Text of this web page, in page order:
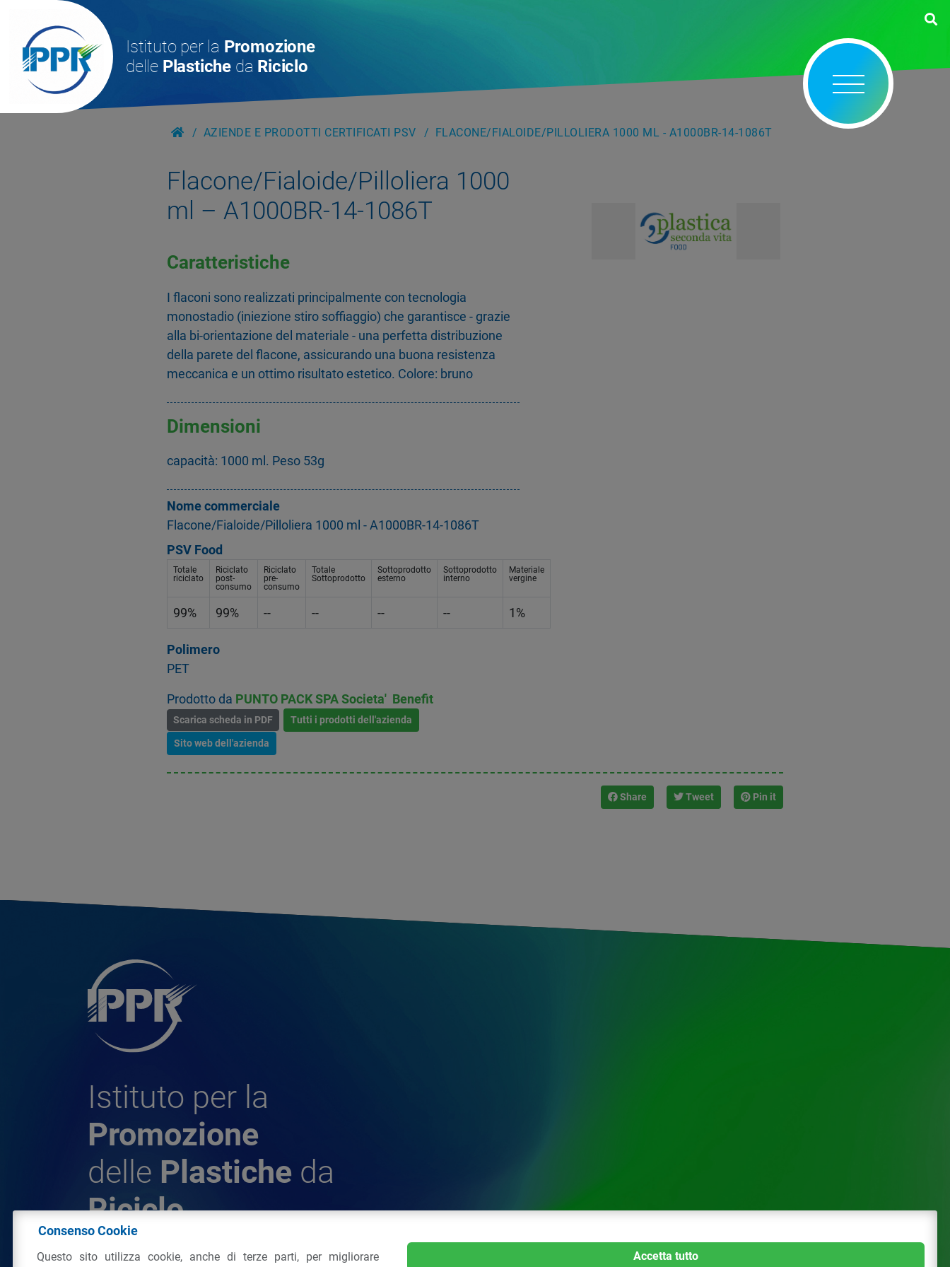
Istituto per la Promozione
delle Plastiche da Riciclo
AZIENDE E PRODOTTI CERTIFICATI PSV FLACONE/FIALOIDE/PILLOLIERA 1000 ML - A1000BR-14-1086T
Flacone/Fialoide/Pilloliera 1000
ml – A1000BR-14-1086T
Caratteristiche
I flaconi sono realizzati principalmente con tecnologia
monostadio (iniezione stiro soffiaggio) che garantisce - grazie
alla bi-orientazione del materiale - una perfetta distribuzione
della parete del flacone, assicurando una buona resistenza
meccanica e un ottimo risultato estetico. Colore: bruno
Dimensioni
capacità: 1000 ml. Peso 53g
Nome commerciale
Flacone/Fialoide/Pilloliera 1000 ml - A1000BR-14-1086T
PSV Food
Totale
riciclato
Riciclato
post-
consumo
Riciclato
pre-
consumo
Totale
Sottoprodotto
Sottoprodotto
esterno
Sottoprodotto
interno
Materiale
vergine
99% 99% -- -- -- -- 1%
Polimero
PET
Prodotto da PUNTO PACK SPA Societa' Benefit
Scarica scheda in PDF Tutti i prodotti dell'azienda
Sito web dell'azienda
Share Tweet Pin it
Istituto per la
Promozione
delle Plastiche da
Riciclo
© 2026 - IPPR Istituto per la Promozione delle Plastiche
Consenso Cookie
Questo sito utilizza cookie, anche di terze parti, per migliorare
Accetta tutto